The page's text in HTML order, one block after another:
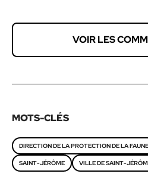
VOIR LES
MOTS-CLÉS
DIRECTION DE LA PROTECTION DE LA FAUNE
SAINT-JÉRÔME VILLE DE SAINT-